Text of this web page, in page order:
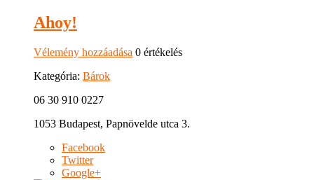
Ahoy!
Vélemény hozzáadása 0 értékelés
Kategória: Bárok
06 30 910 0227
1053 Budapest, Papnövelde utca 3.
Facebook
Twitter
Google+